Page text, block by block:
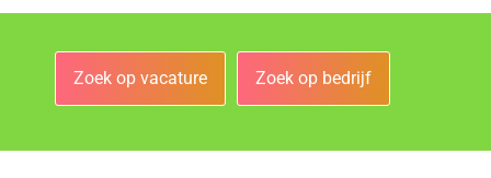
Zoek op vacature Zoek op bedrijf